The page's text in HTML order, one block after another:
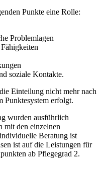
Punkte eine Rolle:
Problemlagen
soziale Kontakte.
Einteilung nicht mehr nach
Punktesystem erfolgt.
wurden ausführlich
mit den einzelnen
Beratung ist
ist auf die Leistungen für
ab Pflegegrad 2.